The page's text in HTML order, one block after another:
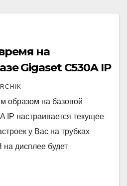
на
Gigaset C530A IP
образом на базовой
IP настраивается текущее
у Вас на трубках
дисплее будет